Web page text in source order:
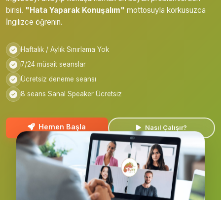
birisi. "Hata Yaparak Konuşalım" mottosuyla korkusuzca
İngilizce öğrenin.
Haftalık / Aylık Sınırlama Yok
7/24 müsait seanslar
Ücretsiz deneme seansı
8 seans Sanal Speaker Ücretsiz
Hemen Başla Nasıl Çalışır?